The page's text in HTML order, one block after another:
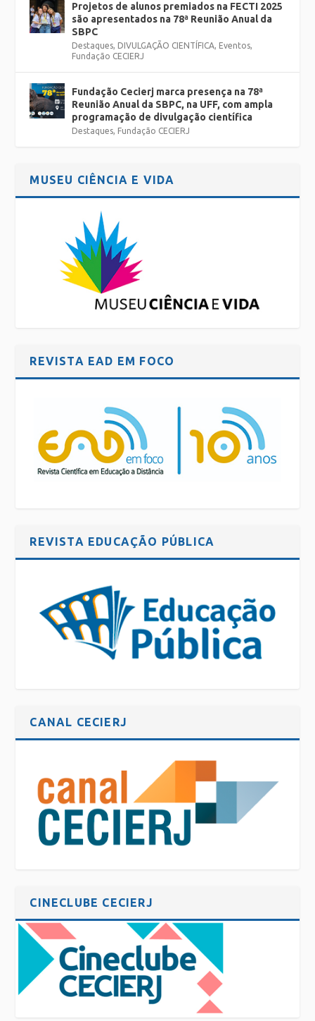
Projetos de alunos premiados na FECTI 2025
são apresentados na 78ª Reunião Anual da
SBPC
Destaques, DIVULGAÇÃO CIENTÍFICA, Eventos,
Fundação CECIERJ
Fundação Cecierj marca presença na 78ª
Reunião Anual da SBPC, na UFF, com ampla
programação de divulgação científica
Destaques, Fundação CECIERJ
MUSEU CIÊNCIA E VIDA
REVISTA EAD EM FOCO
REVISTA EDUCAÇÃO PÚBLICA
CANAL CECIERJ
CINECLUBE CECIERJ